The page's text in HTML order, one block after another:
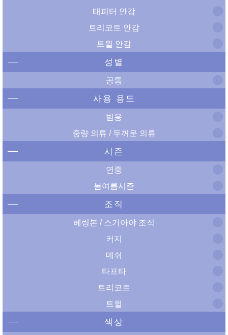
태피터 안감
트리코트 안감
트윌 안감
성별
공통
사용 용도
범용
중량 의류 / 두꺼운 의류
시즌
연중
봄여름시즌
조직
헤링본 / 스기아야 조직
커지
메쉬
타프타
트리코트
트윌
색상